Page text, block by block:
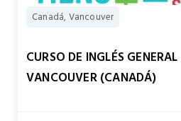
Canadá, Vancouver
CURSO DE INGLÉS
VANCOUVER (CANADÁ)